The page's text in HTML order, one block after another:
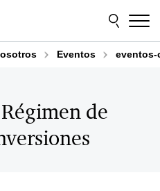
Eventos
de